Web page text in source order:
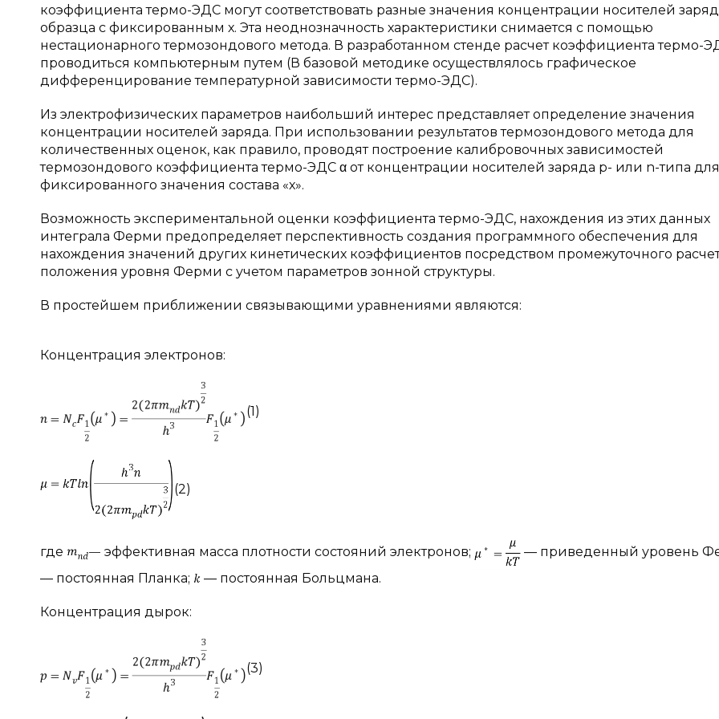
коэффициента термо-ЭДС могут соответствовать разные значения концентрации носителей
образца с фиксированным х. Эта неоднозначность характеристики снимается с помощью
нестационарного термозондового метода. В разработанном стенде расчет коэффициента термо-
проводиться компьютерным путем (В базовой методике осуществлялось графическое
дифференцирование температурной зависимости термо-ЭДС).
Из электрофизических параметров наибольший интерес представляет определение значения
концентрации носителей заряда. При использовании результатов термозондового метода для
количественных оценок, как правило, проводят построение калибровочных зависимостей
термозондового коэффициента термо-ЭДС α от концентрации носителей заряда р- или n-типа для
фиксированного значения состава «х».
Возможность экспериментальной оценки коэффициента термо-ЭДС, нахождения из этих данных
интеграла Ферми предопределяет перспективность создания программного обеспечения для
нахождения значений других кинетических коэффициентов посредством промежуточного
положения уровня Ферми с учетом параметров зонной структуры.
В простейшем приближении связывающими уравнениями являются:
Концентрация электронов:
(1)
(2)
где эффективная масса плотности состояний электронов;
— приведенный уровень
— постоянная Планка;
— постоянная Больцмана.
Концентрация дырок:
(3)